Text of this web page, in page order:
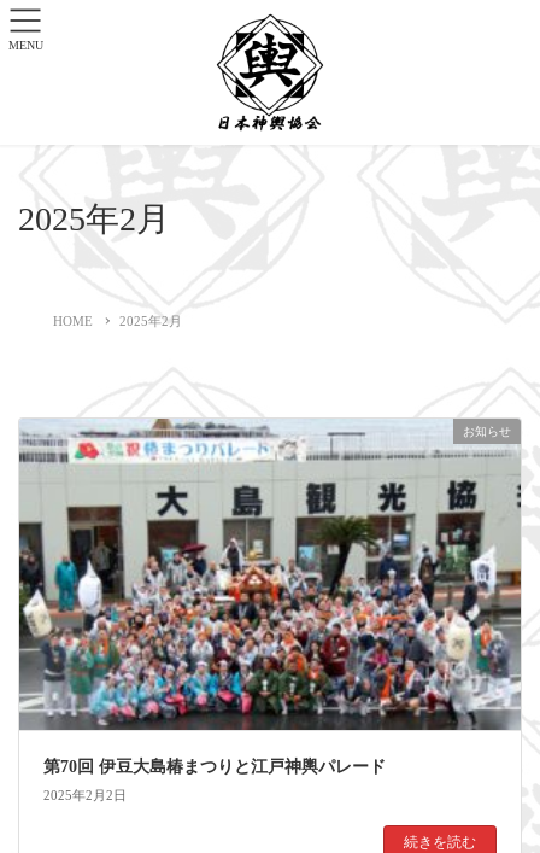
2025年2月
HOME 2025年2月
お知らせ
第70回 伊豆大島椿まつりと江戸神輿パレード
2025年2月2日
続きを読む
MENU